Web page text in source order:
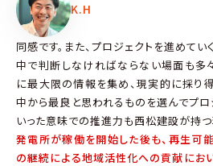
K.H
同感です。また、プロジェクトを進めて
中で判断しなければならない場面も多
に最大限の情報を集め、現実的に採り
中から最良と思われるものを選んでプロ
いった意味での推進力も西松建設が持つ
発電所が稼働を開始した後も、再生可
の継続による地域活性化への貢献にお